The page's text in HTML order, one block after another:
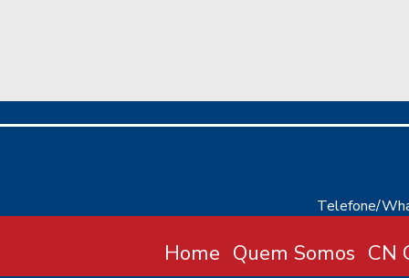
Telefone/
Home Quem Somos CN